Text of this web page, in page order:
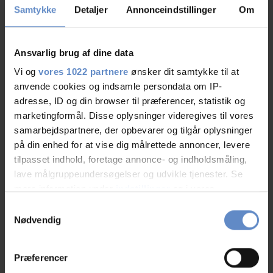
Samtykke Detaljer Annonceindstillinger Om
Ansvarlig brug af dine data
Vi og vores 1022 partnere ønsker dit samtykke til at
anvende cookies og indsamle persondata om IP-
adresse, ID og din browser til præferencer, statistik og
marketingformål. Disse oplysninger videregives til vores
samarbejdspartnere, der opbevarer og tilgår oplysninger
på din enhed for at vise dig målrettede annoncer, levere
tilpasset indhold, foretage annonce- og indholdsmåling,
lave målgruppeundersøgelser og udvikle tjenester. Se
tilbage eller ændre indstillinger fra vores
"Cookiedeklaration", eller ved at trykke på "Privacy
Nødvendig
Præferencer
Borde/bænke/havemøbler
Shelters
Vandrerhjems faciliteter
Gratis wifi
Åbent hele året